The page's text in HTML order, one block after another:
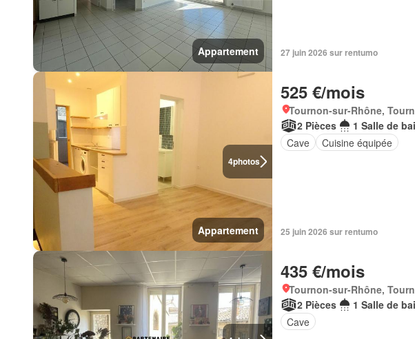
Appartement 27 juin 2026 sur rentumo
4photos
Appartement
525 €/mois
Tournon-sur-Rhône,
2 Pièces
1 Salle de
Cave
Cuisine équipée
25 juin 2026 sur rentumo
435 €/mois
Tournon-sur-Rhône,
2 Pièces
1 Salle de
Cave